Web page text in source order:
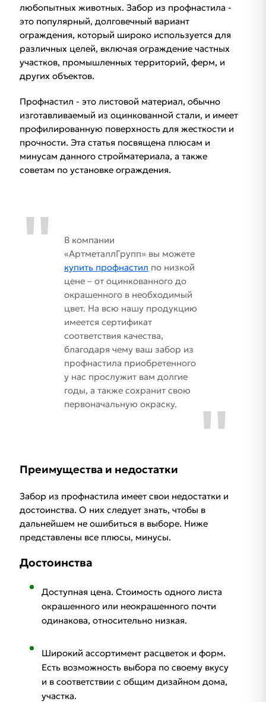
любопытных животных. Забор из профнастила -
это популярный, долговечный вариант
ограждения, который широко используется для
различных целей, включая ограждение частных
участков, промышленных территорий, ферм, и
других объектов.
Профнастил - это листовой материал, обычно
изготавливаемый из оцинкованной стали, и имеет
профилированную поверхность для жесткости и
прочности. Эта статья посвящена плюсам и
минусам данного стройматериала, а также
советам по установке ограждения.
В компании
«АртметаллГрупп» вы можете
купить профнастил по низкой
цене – от оцинкованного до
окрашенного в необходимый
цвет. На всю нашу продукцию
имеется сертификат
соответствия качества,
благодаря чему ваш забор из
профнастила приобретенного
у нас прослужит вам долгие
годы, а также сохранит свою
первоначальную окраску.
Преимущества и недостатки
Забор из профнастила имеет свои недостатки и
достоинства. О них следует знать, чтобы в
дальнейшем не ошибиться в выборе. Ниже
представлены все плюсы, минусы.
Достоинства
Доступная цена. Стоимость одного листа
окрашенного или неокрашенного почти
одинакова, относительно низкая.
Широкий ассортимент расцветок и форм.
Есть возможность выбора по своему вкусу
и в соответствии с общим дизайном дома,
участка.